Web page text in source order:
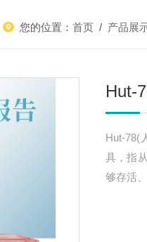
您的位置：首页 / 产品展
Hut-
Hut-78(
具，指
够存活